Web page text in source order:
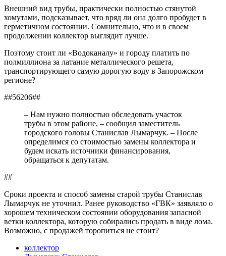
Внешний вид трубы, практически полностью стянутой
хомутами, подсказывает, что вряд ли она долго пробудет в
герметичном состоянии. Сомнительно, что и в своем
продолжении коллектор выглядит лучше.
Поэтому стоит ли «Водоканалу» и городу платить по
полмиллиона за латание металлического решета,
транспортирующего самую дорогую воду в Запорожском
регионе?
##56206##
– Нам нужно полностью обследовать участок
трубы в этом районе, – сообщил заместитель
городского головы Станислав Лымарчук. – После
определимся со стоимостью замены коллектора и
будем искать источники финансирования,
обращаться к депутатам.
##
Сроки проекта и способ замены старой трубы Станислав
Лымарчук не уточнил. Ранее руководство «ГВК» заявляло о
хорошем техническом состоянии оборудования запасной
ветки коллектора, которую собирались продать в виде лома.
Возможно, с продажей торопиться не стоит?
коллектор